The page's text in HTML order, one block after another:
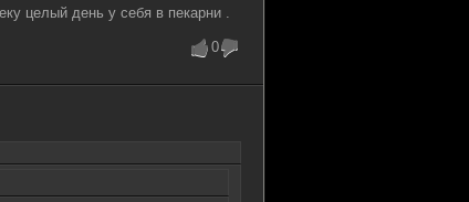
целый день у себя в пекарни .
0